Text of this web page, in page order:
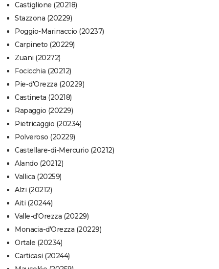
Castiglione (20218)
Stazzona (20229)
Poggio-Marinaccio (20237)
Carpineto (20229)
Zuani (20272)
Focicchia (20212)
Pie-d'Orezza (20229)
Castineta (20218)
Rapaggio (20229)
Pietricaggio (20234)
Polveroso (20229)
Castellare-di-Mercurio (20212)
Alando (20212)
Vallica (20259)
Alzi (20212)
Aiti (20244)
Valle-d'Orezza (20229)
Monacia-d'Orezza (20229)
Ortale (20234)
Carticasi (20244)